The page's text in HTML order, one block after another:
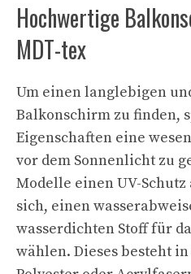
Hochwertige
MDT-tex
Um einen langlebigen
Balkonschirm zu finden,
Eigenschaften eine
vor dem Sonnenlicht zu
Modelle einen UV-
sich, einen
wasserdichten Stoff für
wählen. Dieses besteht